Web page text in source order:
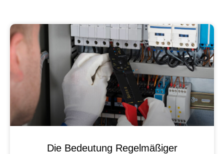
Die Bedeutung Regelmäßiger